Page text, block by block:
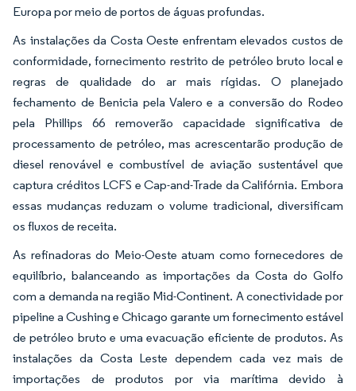
Europa por meio de portos de águas profundas.
As instalações da Costa Oeste enfrentam elevados custos de
conformidade, fornecimento restrito de petróleo bruto local e
regras de qualidade do ar mais rígidas. O planejado
fechamento de Benicia pela Valero e a conversão do Rodeo
pela Phillips 66 removerão capacidade significativa de
processamento de petróleo, mas acrescentarão produção de
diesel renovável e combustível de aviação sustentável que
captura créditos LCFS e Cap-and-Trade da Califórnia. Embora
essas mudanças reduzam o volume tradicional, diversificam
os fluxos de receita.
As refinadoras do Meio-Oeste atuam como fornecedores de
equilíbrio, balanceando as importações da Costa do Golfo
com a demanda na região Mid-Continent. A conectividade por
pipeline a Cushing e Chicago garante um fornecimento estável
de petróleo bruto e uma evacuação eficiente de produtos. As
instalações da Costa Leste dependem cada vez mais de
importações de produtos por via marítima devido à